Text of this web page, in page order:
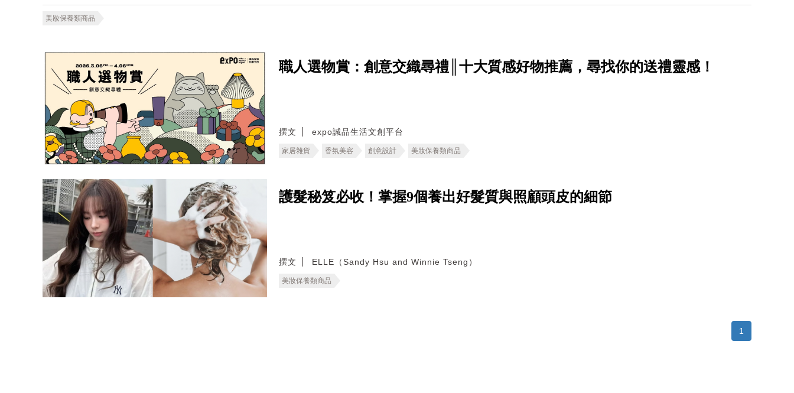
美妝保養類商品
職人選物賞：創意交織尋禮║十大質感好物推薦，尋找你的送禮靈感！
撰文 expo誠品生活文創平台
家居雜貨 香氛美容 創意設計 美妝保養類商品
護髮秘笈必收！掌握9個養出好髮質與照顧頭皮的細節
撰文 ELLE（Sandy Hsu and Winnie Tseng）
美妝保養類商品
1